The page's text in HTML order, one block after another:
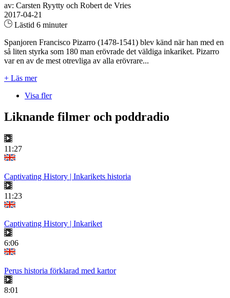
av: Carsten Ryytty och Robert de Vries
2017-04-21
Lästid 6 minuter
Spanjoren Francisco Pizarro (1478-1541) blev känd när han med en
så liten styrka som 180 man erövrade det väldiga inkariket. Pizarro
var en av de mest otrevliga av alla erövrare...
+ Läs mer
Visa fler
Liknande filmer och poddradio
11:27
Captivating History | Inkarikets historia
11:23
Captivating History | Inkariket
6:06
Perus historia förklarad med kartor
8:01